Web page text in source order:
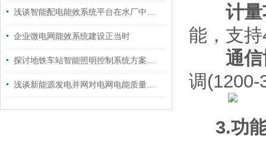
浅谈智能配电能效系统平台在水厂中的应用
企业微电网能效系统建设正当时
探讨地铁车站智能照明控制系统方案设计
浅谈新能源发电并网对电网电能质量的影响及解决方案
计
能，支
通
调(1200-
3.功能